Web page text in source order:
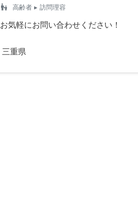
escalator_warning 高齢者 ▸ 訪問理容
お気軽にお問い合わせください！
三重県